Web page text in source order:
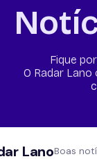
Fique
O Radar
LanoBoas